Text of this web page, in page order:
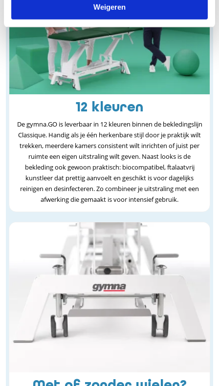
Weigeren
12 kleuren
De gymna.GO is leverbaar in 12 kleuren binnen de bekledingslijn
Classique. Handig als je één herkenbare stijl door je praktijk wilt
trekken, meerdere kamers consistent wilt inrichten of juist per
ruimte een eigen uitstraling wilt geven. Naast looks is de
bekleding ook gewoon praktisch: biocompatibel, ftalaatvrij
kunstleer dat prettig aanvoelt en geschikt is voor dagelijks
reinigen en desinfecteren. Zo combineer je uitstraling met een
afwerking die gemaakt is voor intensief gebruik.